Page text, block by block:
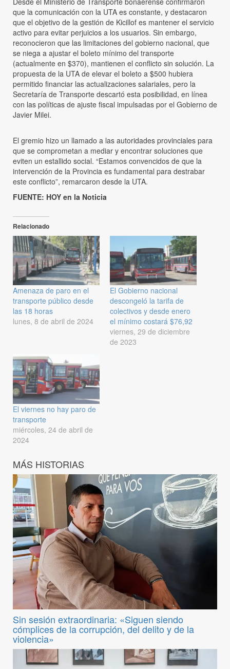
que la comunicación con la UTA es constante, y destacaron
que el objetivo de la gestión de Kicillof es mantener el servicio
activo para evitar perjuicios a los usuarios. Sin embargo,
reconocieron que las limitaciones del gobierno nacional, que
se niega a ajustar el boleto mínimo del transporte
(actualmente en $370), mantienen el conflicto sin solución. La
propuesta de la UTA de elevar el boleto a $500 hubiera
permitido financiar las actualizaciones salariales, pero la
Secretaría de Transporte descartó esta posibilidad, en línea
con las políticas de ajuste fiscal impulsadas por el Gobierno de
Javier Milei.
El gremio hizo un llamado a las autoridades provinciales para
que se comprometan a mediar y encontrar soluciones que
eviten un estallido social. “Estamos convencidos de que la
intervención de la Provincia es fundamental para destrabar
este conflicto”, remarcaron desde la UTA.
FUENTE: HOY en la Noticia
Relacionado
Amenaza de paro en el
transporte público desde
las 18 horas
lunes, 8 de abril de 2024
El Gobierno nacional
descongeló la tarifa de
colectivos y desde enero
el mínimo costará $76,92
viernes, 29 de diciembre
de 2023
El viernes no hay paro de
transporte
miércoles, 24 de abril de
2024
MÁS HISTORIAS
Sin sesión extraordinaria: «Siguen siendo
cómplices de la corrupción, del delito y de la
violencia»